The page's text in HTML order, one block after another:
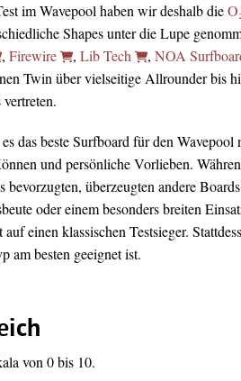
im Wavepool haben wir deshalb die
Shapes unter die Lupe
, Firewire , Lib Tech , NOA
Twin über vielseitige Allrounder bis
das beste Surfboard für den
und persönliche Vorlieben.
bevorzugten, überzeugten andere
oder einem besonders breiten
einen klassischen Testsieger.
am besten geeignet ist.
von 0 bis 10.